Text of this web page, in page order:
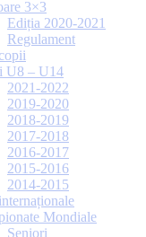
3×3
Ediția 2020-2021
Regulament
U8 – U14
2021-2022
2019-2020
2018-2019
2017-2018
2016-2017
2015-2016
2014-2015
Mondiale
Seniori